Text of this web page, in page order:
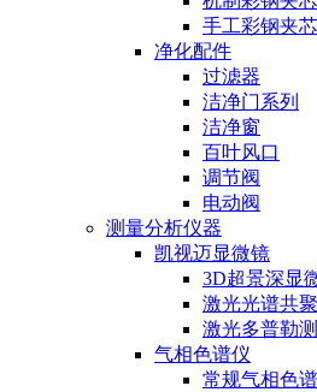
手工彩钢夹
净化配件
过滤器
洁净门系列
洁净窗
百叶风口
调节阀
电动阀
测量分析仪器
凯视迈显微镜
3D超景深显
激光光谱共
激光多普勒
气相色谱仪
常规气相色